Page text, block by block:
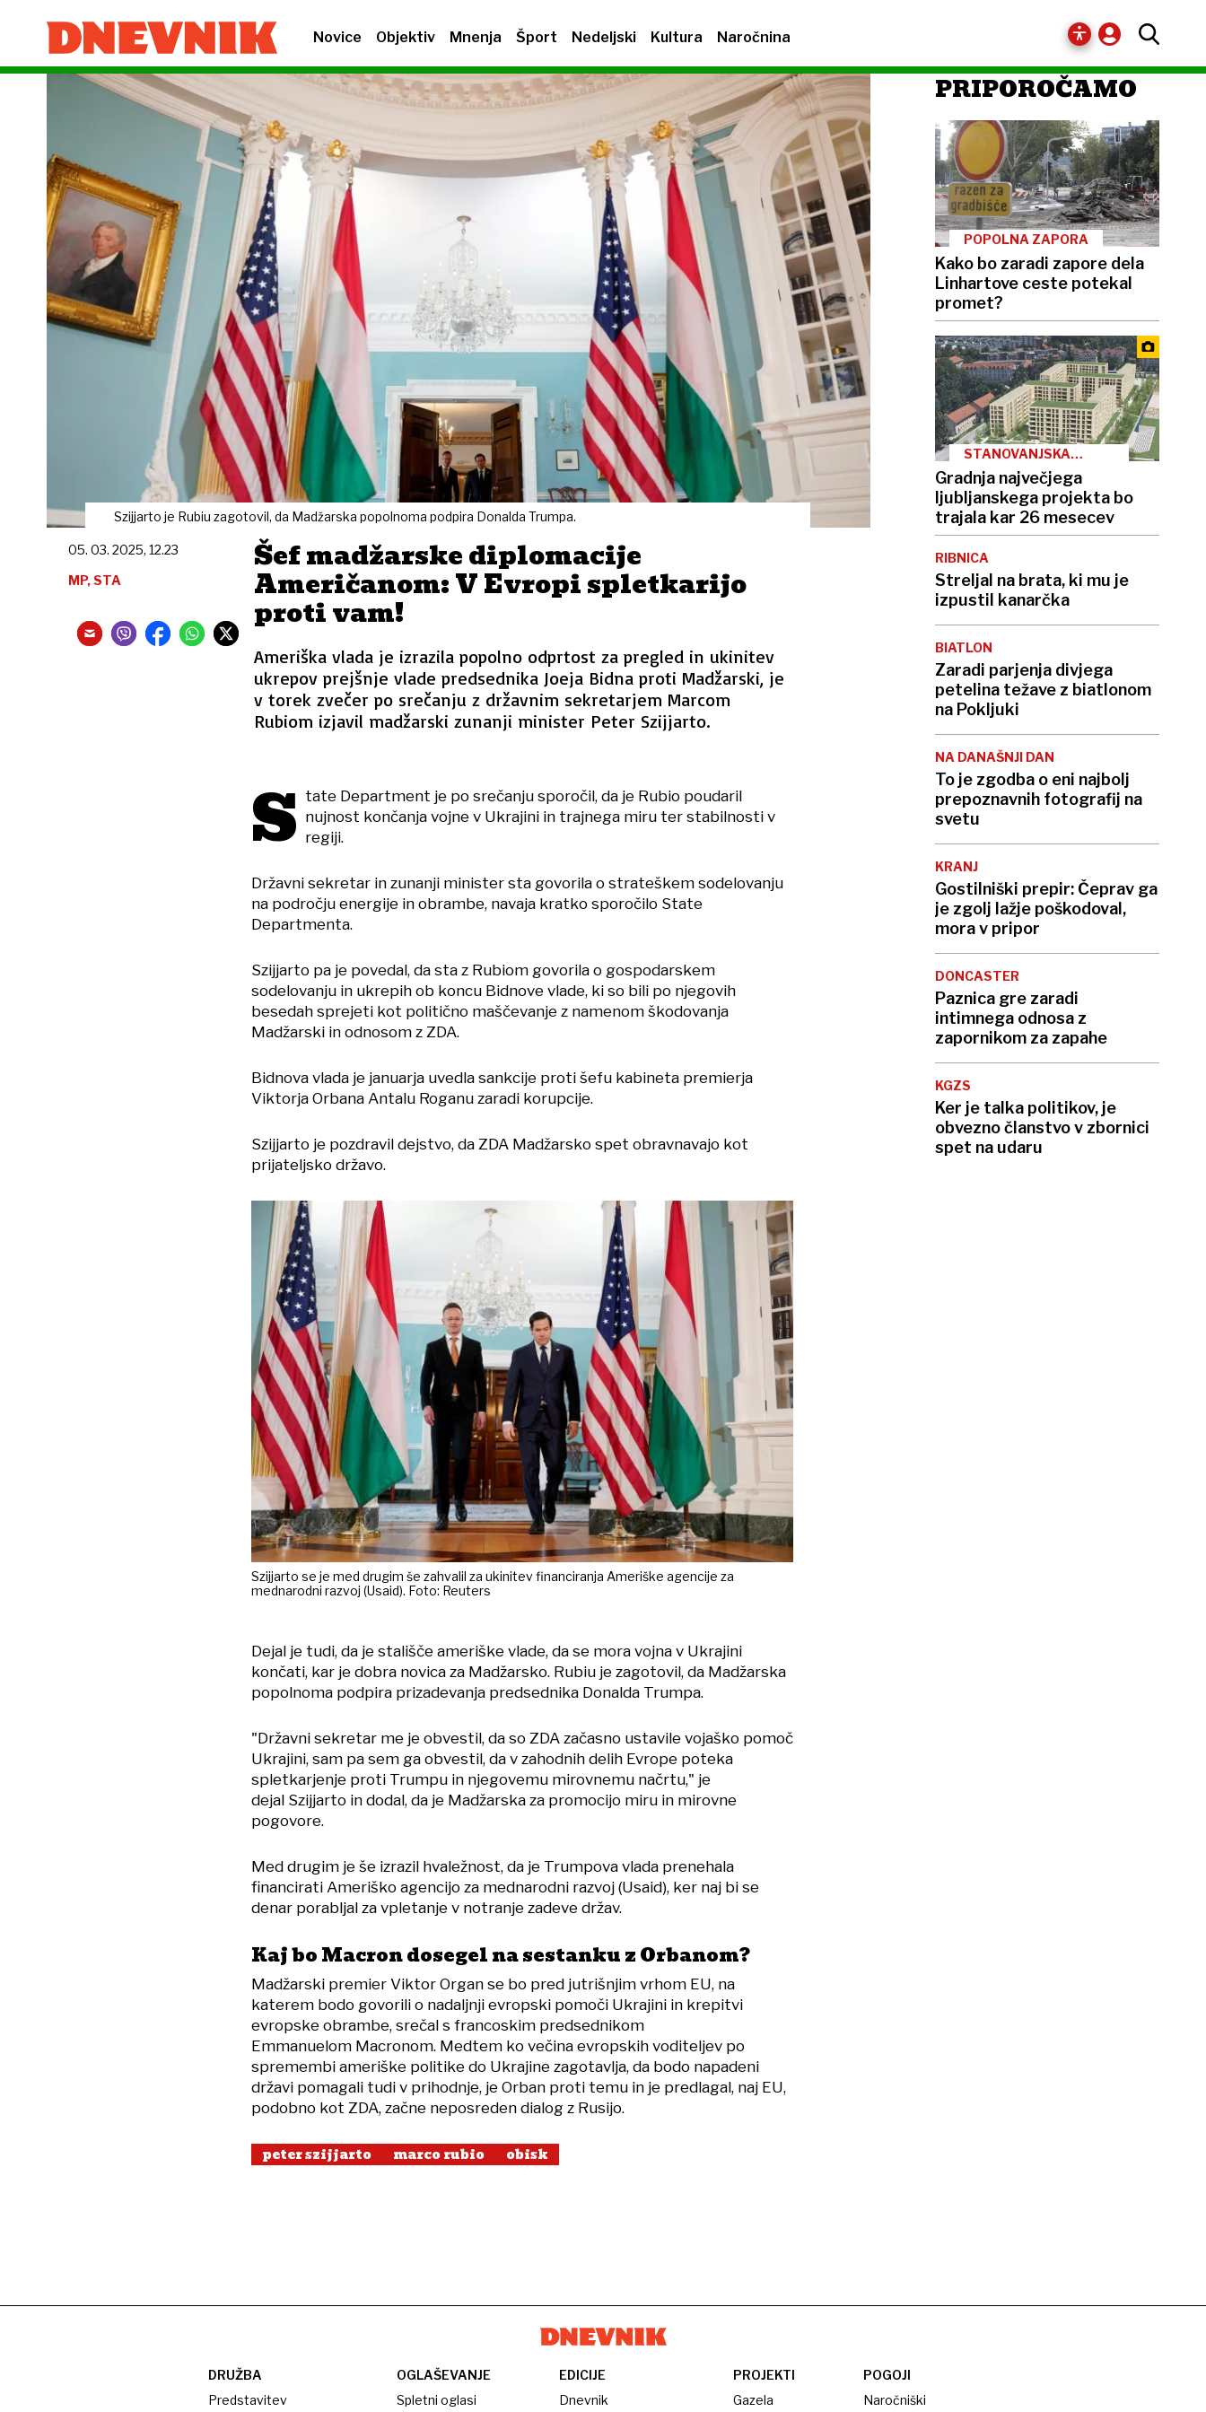
Novice Objektiv Mnenja Šport Nedeljski Kultura Naročnina
Szijjarto je Rubiu zagotovil, da Madžarska popolnoma podpira Donalda Trumpa.
Šef madžarske diplomacije
Američanom: V Evropi spletkarijo
proti vam!
Ameriška vlada je izrazila popolno odprtost za pregled in ukinitev
ukrepov prejšnje vlade predsednika Joeja Bidna proti Madžarski, je
v torek zvečer po srečanju z državnim sekretarjem Marcom
Rubiom izjavil madžarski zunanji minister Peter Szijjarto.
05. 03. 2025, 12.23
MP, STA
S tate Department je po srečanju sporočil, da je Rubio poudaril
nujnost končanja vojne v Ukrajini in trajnega miru ter stabilnosti v
regiji.
Državni sekretar in zunanji minister sta govorila o strateškem sodelovanju
na področju energije in obrambe, navaja kratko sporočilo State
Departmenta.
Szijjarto pa je povedal, da sta z Rubiom govorila o gospodarskem
sodelovanju in ukrepih ob koncu Bidnove vlade, ki so bili po njegovih
besedah sprejeti kot politično maščevanje z namenom škodovanja
Madžarski in odnosom z ZDA.
Bidnova vlada je januarja uvedla sankcije proti šefu kabineta premierja
Viktorja Orbana Antalu Roganu zaradi korupcije.
Szijjarto je pozdravil dejstvo, da ZDA Madžarsko spet obravnavajo kot
prijateljsko državo.
Szijjarto se je med drugim še zahvalil za ukinitev financiranja Ameriške agencije za
mednarodni razvoj (Usaid). Foto: Reuters
Dejal je tudi, da je stališče ameriške vlade, da se mora vojna v Ukrajini
končati, kar je dobra novica za Madžarsko. Rubiu je zagotovil, da Madžarska
popolnoma podpira prizadevanja predsednika Donalda Trumpa.
"Državni sekretar me je obvestil, da so ZDA začasno ustavile vojaško pomoč
Ukrajini, sam pa sem ga obvestil, da v zahodnih delih Evrope poteka
spletkarjenje proti Trumpu in njegovemu mirovnemu načrtu," je
dejal Szijjarto in dodal, da je Madžarska za promocijo miru in mirovne
pogovore.
Med drugim je še izrazil hvaležnost, da je Trumpova vlada prenehala
financirati Ameriško agencijo za mednarodni razvoj (Usaid), ker naj bi se
denar porabljal za vpletanje v notranje zadeve držav.
Kaj bo Macron dosegel na sestanku z Orbanom?
Madžarski premier Viktor Organ se bo pred jutrišnjim vrhom EU, na
katerem bodo govorili o nadaljnji evropski pomoči Ukrajini in krepitvi
evropske obrambe, srečal s francoskim predsednikom
Emmanuelom Macronom. Medtem ko večina evropskih voditeljev po
spremembi ameriške politike do Ukrajine zagotavlja, da bodo napadeni
državi pomagali tudi v prihodnje, je Orban proti temu in je predlagal, naj EU,
podobno kot ZDA, začne neposreden dialog z Rusijo.
peter szijjarto marco rubio obisk
PRIPOROČAMO
POPOLNA ZAPORA
Kako bo zaradi zapore dela
Linhartove ceste potekal
promet?
STANOVANJSKA
SOSESKA
Gradnja največjega
ljubljanskega projekta bo
trajala kar 26 mesecev
RIBNICA
Streljal na brata, ki mu je
izpustil kanarčka
BIATLON
Zaradi parjenja divjega
petelina težave z biatlonom
na Pokljuki
NA DANAŠNJI DAN
To je zgodba o eni najbolj
prepoznavnih fotografij na
svetu
KRANJ
Gostilniški prepir: Čeprav ga
je zgolj lažje poškodoval,
mora v pripor
DONCASTER
Paznica gre zaradi
intimnega odnosa z
zapornikom za zapahe
KGZS
Ker je talka politikov, je
obvezno članstvo v zbornici
spet na udaru
DRUŽBA
Predstavitev
OGLAŠEVANJE
Spletni oglasi
EDICIJE
Dnevnik
PROJEKTI
Gazela
POGOJI
Naročniški